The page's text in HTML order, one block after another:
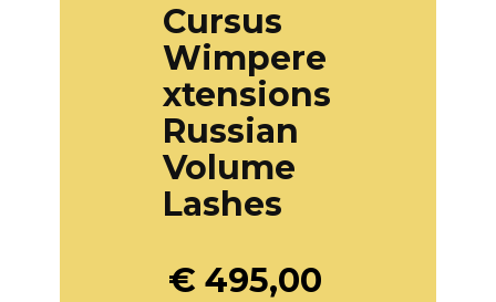
Cursus
Wimpere
xtensions
Russian
Volume
Lashes
€ 495,00